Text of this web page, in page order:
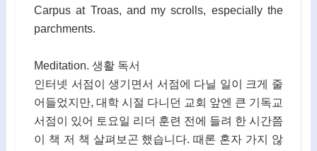
Carpus at Troas, and my scrolls, especially the
parchments.
Meditation. 생활 독서
인터넷 서점이 생기면서 서점에 다닐 일이 크게 줄
어들었지만, 대학 시절 다니던 교회 앞엔 큰 기독교
서점이 있어 토요일 리더 훈련 전에 들려 한 시간쯤
이 책 저 책 살펴보곤 했습니다. 때론 혼자 가지 않